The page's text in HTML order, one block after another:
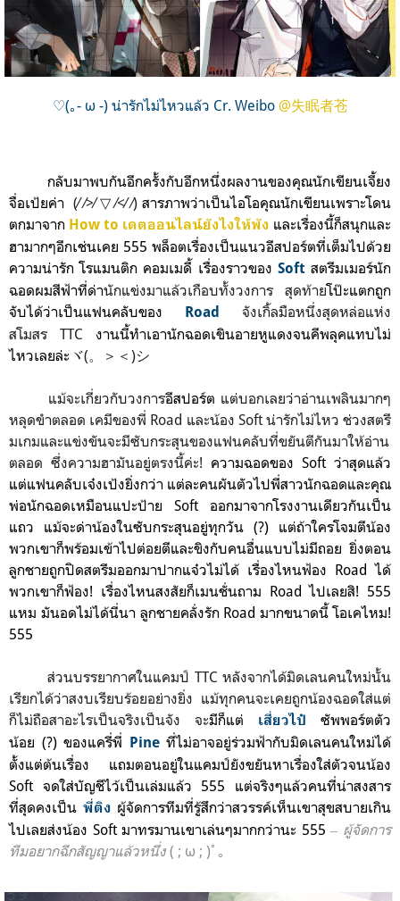
♡(｡- ω -) น่ารักไม่ไหวแล้ว Cr. Weibo @失眠者苍
กลับมาพบกันอีกครั้งกับอีกหนึ่งผลงานของคุณนักเขียนเจี้ยง
จื่อเป้ยค่า (⁄ ⁄>⁄ ▽ ⁄<⁄ ⁄) สารภาพว่าเป็นไอโอคุณนักเขียนเพราะโดน
ตกมาจาก How to เดตออนไลน์ยังไงให้พัง และเรื่องนี้ก็สนุกและ
ฮามากๆอีกเช่นเคย 555 พล็อตเรื่องเป็นแนวอีสปอร์ตที่เต็มไปด้วย
ความน่ารัก โรแมนติก คอมเมดี้ เรื่องราวของ Softสตรีมเมอร์นัก
ฉอดผมสีฟ้าที่ด่านักแข่งมาแล้วเกือบทั้งวงการ สุดท้ายโป๊ะแตกถูก
จับได้ว่าเป็นแฟนคลับของ Road
จังเกิ้ลมือหนึ่งสุดหล่อแห่ง
สโมสร TTC งานนี้ทำเอานักฉอดเขินอายหูแดงจนคีพลุคแทบไม่
ไหวเลยล่ะ ヾ(。＞＜)シ
แม้จะเกี่ยวกับวงการอีสปอร์ต แต่บอกเลยว่าอ่านเพลินมากๆ
หลุดขำตลอด เคมีของพี่ Road และน้อง Soft น่ารักไม่ไหว ช่วงสตรี
มเกมและแข่งขันจะมีซับกระสุนของแฟนคลับที่ขยันตีกันมาให้อ่าน
ตลอด ซึ่งความฮามันอยู่ตรงนี้ค่ะ! ความฉอดของ Soft ว่าสุดแล้ว
แต่แฟนคลับเจ๋งเป้งยิ่งกว่า แต่ละคนผันตัวไปพี่สาวนักฉอดและคุณ
พ่อนักฉอดเหมือนแปะป้าย Soft ออกมาจากโรงงานเดียวกันเป็น
แถว แม้จะด่าน้องในซับกระสุนอยู่ทุกวัน (?) แต่ถ้าใครโจมตีน้อง
พวกเขาก็พร้อมเข้าไปต่อยตีและขิงกับคนอื่นแบบไม่มีถอย ยิ่งตอน
ลูกชายถูกปิดสตรีมออกมาปากแจ๋วไม่ได้ เรื่องไหนฟ้อง Road ได้
พวกเขาก็ฟ้อง! เรื่องไหนสงสัยก็เมนชั่นถาม Road ไปเลยสิ! 555
แหม มันอดไม่ได้นี่นาลูกชายคลั่งรัก Road มากขนาดนี้ โอเคไหม!
555
ส่วนบรรยากาศในแคมป์ TTC หลังจากได้มิดเลนคนใหม่นั้น
เรียกได้ว่าสงบเรียบร้อยอย่างยิ่ง แม้ทุกคนจะเคยถูกน้องฉอดใส่แต่
ก็ไม่ถือสาอะไรเป็นจริงเป็นจัง จะมีก็แต่ เสี่ยวไป๋ ซัพพอร์ตตัว
น้อย (?) ของแครี่พี่ Pine ที่ไม่อาจอยู่ร่วมฟ้ากับมิดเลนคนใหม่ได้
ตั้งแต่ต้นเรื่อง แถมตอนอยู่ในแคมป์ยังขยันหาเรื่องใส่ตัวจนน้อง
Soft จดใส่บัญชีไว้เป็นเล่มแล้ว 555 แต่จริงๆแล้วคนที่น่าสงสาร
ที่สุดคงเป็น พี่ติง ผู้จัดการทีมที่รู้สึกว่าสวรรค์เห็นเขาสุขสบายเกิน
ไปเลยส่งน้อง Soft มาทรมานเขาเล่นๆมากกว่านะ 555‒ ผู้จัดการ
ทีมอยากฉีกสัญญาแล้วหนึ่ง ( ; ω ; )ﾟ｡